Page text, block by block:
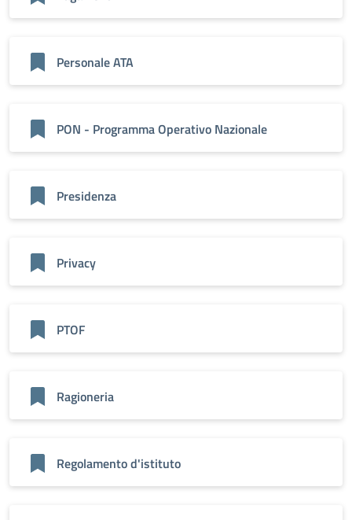
Personale ATA
PON - Programma Operativo Nazionale
Presidenza
Privacy
PTOF
Ragioneria
Regolamento d'istituto